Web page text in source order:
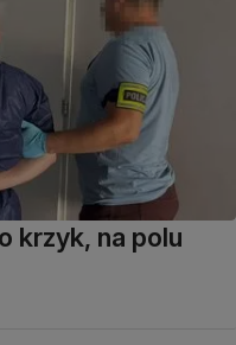
krzyk, na polu